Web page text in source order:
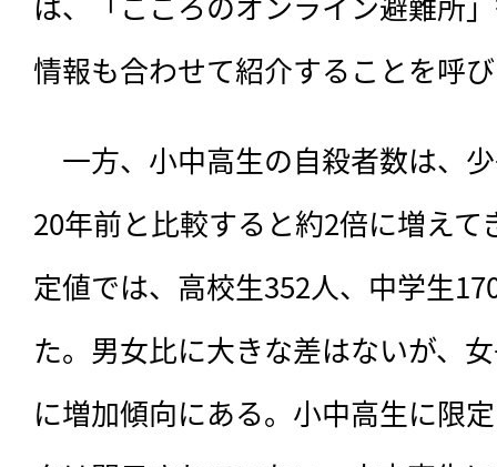
情報も合わせて紹介することを呼
一方、小中高生の自殺者数は、
20年前と比較すると約2倍に増えて
定値では、高校生352人、中学生
た。男女比に大きな差はないが、
に増加傾向にある。小中高生に限